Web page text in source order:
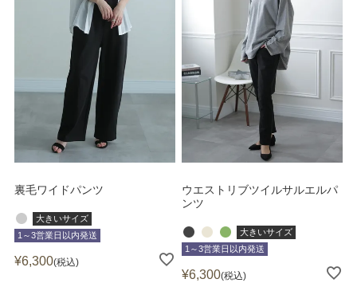
裏毛ワイドパンツ
大きいサイズ
1～3営業日以内発送
¥6,300 税込
ウエストリブツイルサルエルパ
ンツ
大きいサイズ
1～3営業日以内発送
¥6,300 税込